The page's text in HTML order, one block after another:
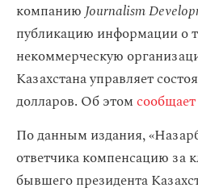
компанию Journalism
публикацию информации о
некоммерческую
Казахстана управляет
долларов. Об этомсообщает
По данным издания,
ответчика компенсацию за
бывшего президента